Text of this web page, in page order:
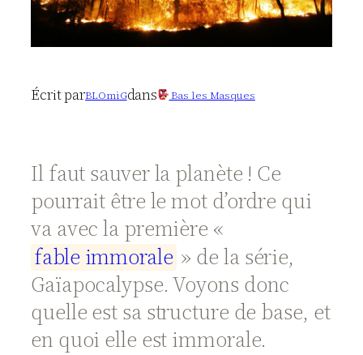
Écrit parBLOmiGdans Bas les Masques
Il faut sauver la planète ! Ce
pourrait être le mot d’ordre qui
va avec la première «
fable immorale » de la série,
Gaïapocalypse. Voyons donc
quelle est sa structure de base, et
en quoi elle est immorale.